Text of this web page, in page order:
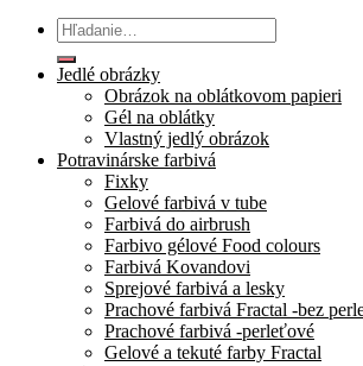
Hľadať:
Jedlé obrázky
Obrázok na oblátkovom papieri
Gél na oblátky
Vlastný jedlý obrázok
Potravinárske farbivá
Fixky
Gelové farbivá v tube
Farbivá do airbrush
Farbivo gélové Food colours
Farbivá Kovandovi
Sprejové farbivá a lesky
Prachové farbivá Fractal -bez
Prachové farbivá -perleťové
Gelové a tekuté farby Fractal